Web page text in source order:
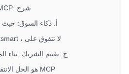
الأعمدة الثلاثة لبيانات MCP: شرح
أ. ذكاء السوق: حيث
ب. ذكاء المنافس: Outsmart ، لا تتفوق على
ج. تقييم الشريك: بناء
لماذا Saleai هو الحل الانتقال لبيانات MCP